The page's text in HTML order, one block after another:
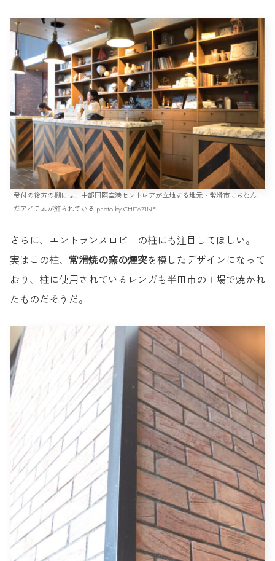
受付の後方の棚には、中部国際空港セントレアが立地する地元・常滑市にちなん
だアイテムが飾られている photo by CHITAZINE
さらに、エントランスロビーの柱にも注目してほしい。
実はこの柱、 常滑焼の窯の煙突を模したデザインになって
おり、柱に使用されているレンガも半田市の工場で焼かれ
たものだそうだ。